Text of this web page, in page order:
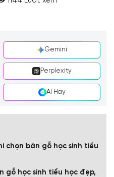
Gemini
Perplexity
AI Hay
chọn bàn gỗ học sinh tiểu
gỗ học sinh tiểu học đẹp,